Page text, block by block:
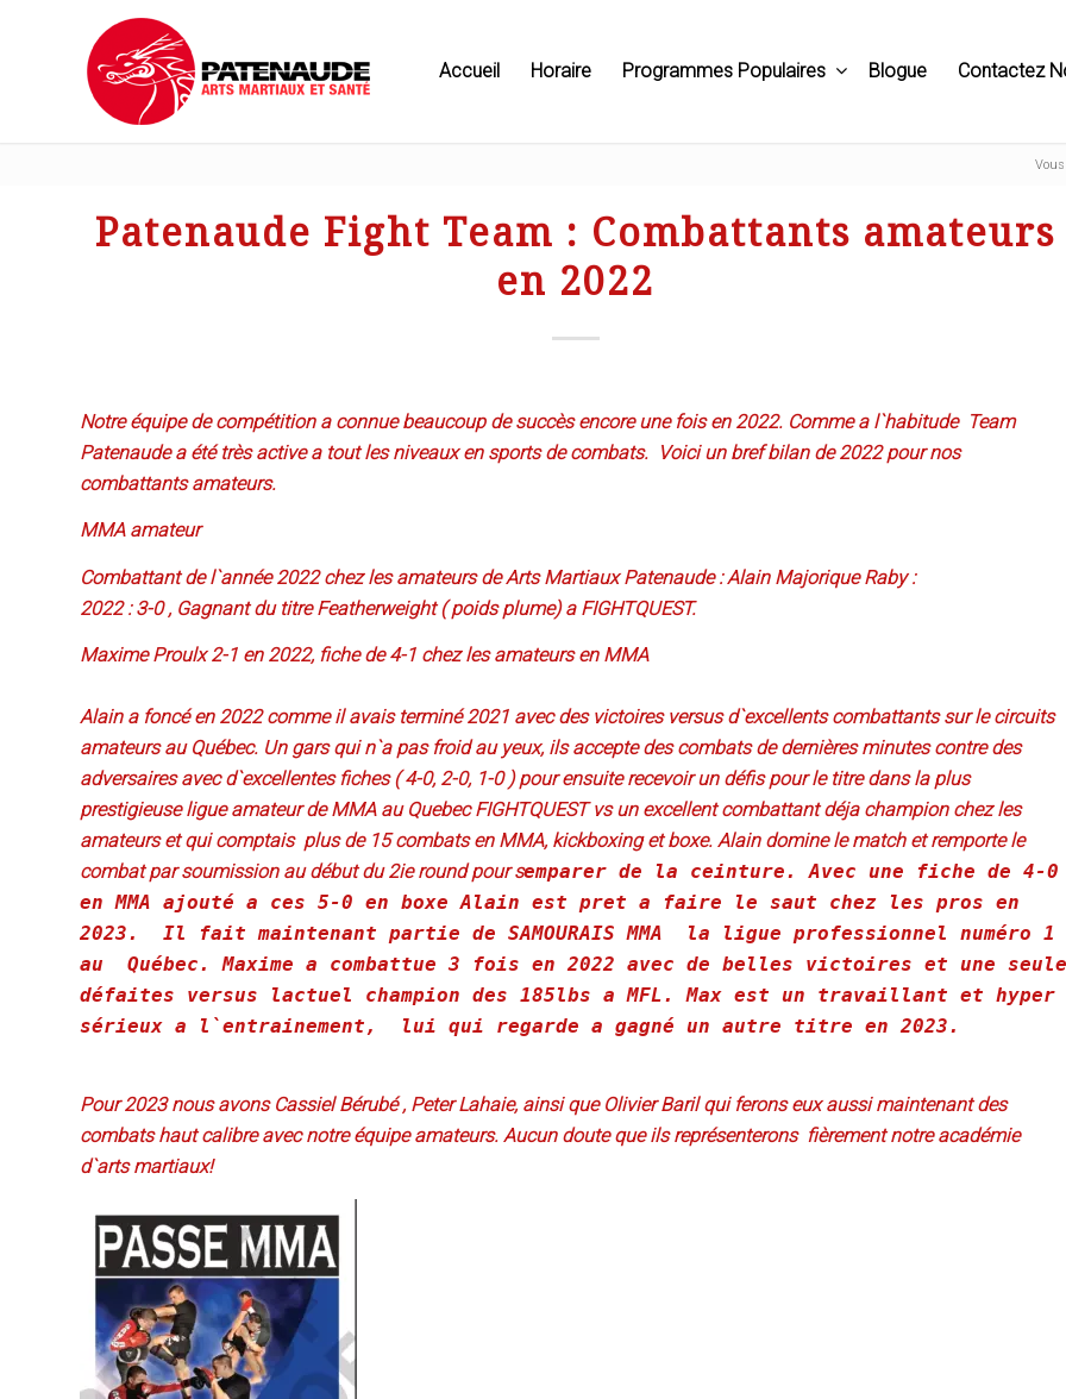
Accueil Horaire Programmes Populaires Blogue Contactez
Patenaude Fight Team : Combattants amateurs
en 2022
Notre équipe de compétition a connue beaucoup de succès encore une fois en 2022. Comme a l`habitude Team
Patenaude a été très active a tout les niveaux en sports de combats. Voici un bref bilan de 2022 pour nos
combattants amateurs.
MMA amateur
Combattant de l`année 2022 chez les amateurs de Arts Martiaux Patenaude : Alain Majorique Raby :
2022 : 3-0 , Gagnant du titre Featherweight ( poids plume) a FIGHTQUEST.
Maxime Proulx 2-1 en 2022, fiche de 4-1 chez les amateurs en MMA
Alain a foncé en 2022 comme il avais terminé 2021 avec des victoires versus d`excellents combattants sur le circuits
amateurs au Québec. Un gars qui n`a pas froid au yeux, ils accepte des combats de dernières minutes contre des
adversaires avec d`excellentes fiches ( 4-0, 2-0, 1-0 ) pour ensuite recevoir un défis pour le titre dans la plus
prestigieuse ligue amateur de MMA au Quebec FIGHTQUEST vs un excellent combattant déja champion chez les
amateurs et qui comptais plus de 15 combats en MMA, kickboxing et boxe. Alain domine le match et remporte le
combat par soumission au début du 2ie round pour semparer de la ceinture. Avec une fiche de 4-0
en MMA ajouté a ces 5-0 en boxe Alain est pret a faire le saut chez les pros en
2023. Il fait maintenant partie de SAMOURAIS MMA la ligue professionnel numéro 1
au Québec. Maxime a combattue 3 fois en 2022 avec de belles victoires et une seule
défaites versus lactuel champion des 185lbs a MFL. Max est un travaillant et hyper
sérieux a l`entrainement, lui qui regarde a gagné un autre titre en 2023.
Pour 2023 nous avons Cassiel Bérubé , Peter Lahaie, ainsi que Olivier Baril qui ferons eux aussi maintenant des
combats haut calibre avec notre équipe amateurs. Aucun doute que ils représenterons fièrement notre académie
d`arts martiaux!